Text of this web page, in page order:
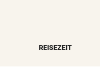
REISEZEIT